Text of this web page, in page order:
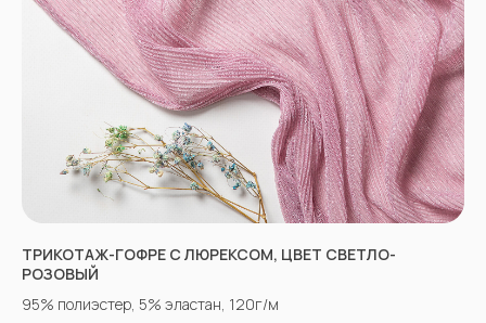
ТРИКОТАЖ-ГОФРЕ С ЛЮРЕКСОМ, ЦВЕТ СВЕТЛО-
РОЗОВЫЙ
95% полиэстер, 5% эластан, 120г/м
НЕ НАШЛИ НУЖНУЮ
ТКАНЬ? ОСТАЛИСЬ
ВОПРОСЫ?
Заполните форму, и наши менеджеры
вопросы.